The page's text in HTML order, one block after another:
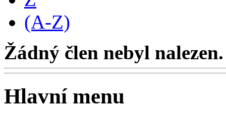
(A-Z)
Žádný člen nebyl nalezen.
Hlavní menu